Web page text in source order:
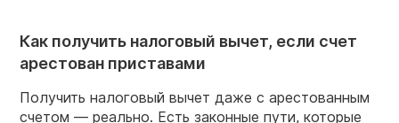
Как получить налоговый вычет, если счет
арестован приставами
Получить налоговый вычет даже с арестованным
счетом — реально. Есть законные пути, которые